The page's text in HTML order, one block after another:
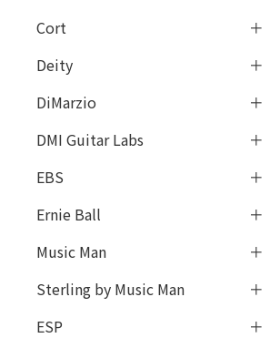
Cort
Deity
DiMarzio
DMI Guitar Labs
EBS
Ernie Ball
Music Man
Sterling by Music Man
ESP